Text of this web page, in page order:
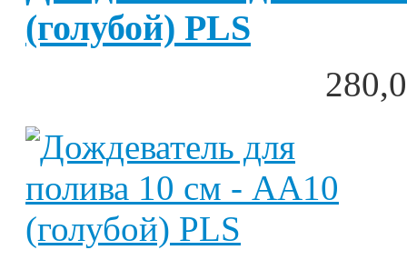
(голубой) PLS